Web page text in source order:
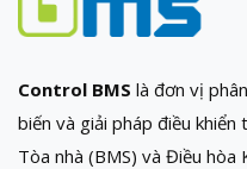
Control BMS là đơn vị
biến và giải pháp điều
Tòa nhà (BMS) và Điều hòa